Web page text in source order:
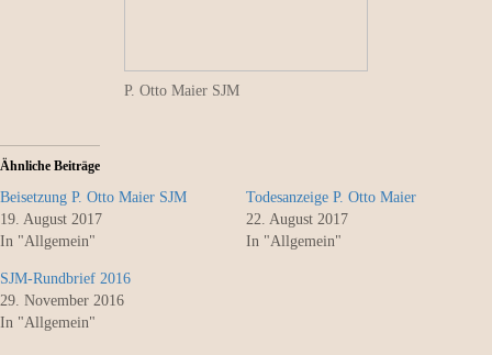
P. Otto Maier SJM
Ähnliche Beiträge
Beisetzung P. Otto Maier SJM
19. August 2017
In "Allgemein"
Todesanzeige P. Otto Maier
22. August 2017
In "Allgemein"
SJM-Rundbrief 2016
29. November 2016
In "Allgemein"